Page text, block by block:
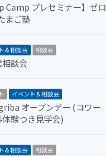
Camp プレセミナー】ゼロ
まご塾
＆相談会 相談会
相談会
イベント＆相談会
オープンデー (コワー
験つき見学会)
＆相談会 相談会